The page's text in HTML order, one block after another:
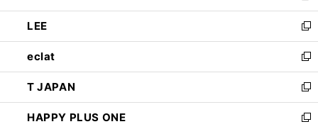
開
く
ウ
で
開
く
ン
ド
ウ
で
開
く
ウ
ィ
ン
ド
ウ
で
開
く
し
い
ウ
ィ
ン
ド
ウ
で
LEE
新
し
い
ウ
ィ
ン
ド
eclat
新
し
い
ウ
ィ
T JAPAN
新
し
い
HAPPY PLUS ONE
新